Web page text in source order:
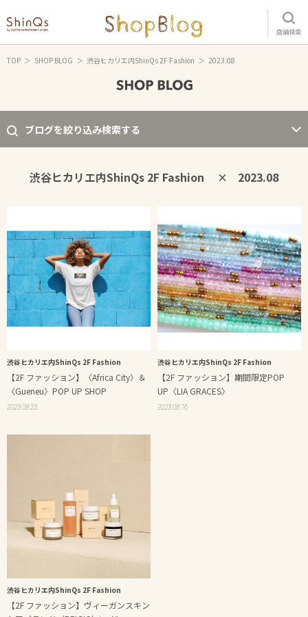
店舗検索
TOP SHOP BLOG 渋谷ヒカリエ内ShinQs 2F Fashion 2023.08
ブログを絞り込み検索する
渋谷ヒカリエ内ShinQs 2F Fashion × 2023.08
渋谷ヒカリエ内ShinQs 2F Fashion
【2F ファッション】〈Africa City〉＆
〈Gueneu〉POP UP SHOP
2023.08.23
渋谷ヒカリエ内ShinQs 2F Fashion
【2F ファッション】期間限定POP
UP〈LIA GRACES〉
2023.08.16
渋谷ヒカリエ内ShinQs 2F Fashion
【2F ファッション】ヴィーガンスキン